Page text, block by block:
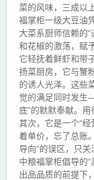
菜的风味，三成以
福掌柜一级大豆油
大菜系厨师信赖的
和花椒的激荡，赋
它轻抚着鲜虾和带
扬菜厨房，它与蟹
的诱人光泽。这些
觉的满足同时发生
底”的默默奉献。用
其次，它是一个“
着单价，忘了总账
导向”的误区，只
中粮福掌柜倡导的
出品品质的前提下